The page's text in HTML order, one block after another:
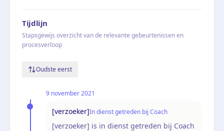
Tijdlijn
Stapsgewijs overzicht van de relevante gebeurtenissen en
procesverloop
Oudste eerst
9 november 2021
[verzoeker]In dienst getreden bij Coach
[verzoeker] is in dienst getreden bij Coach